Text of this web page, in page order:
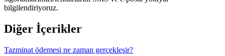
bilgilendiriyoruz.​
Diğer İçerikler
Tazminat ödemesi ne zaman gerçekleşir?